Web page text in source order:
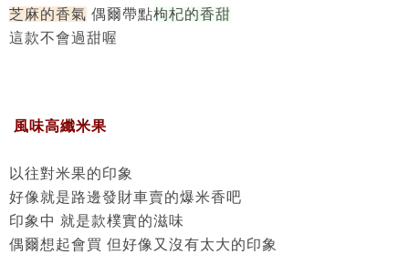
芝麻的香氣 偶爾帶點枸杞的香甜
這款不會過甜喔
風味高纖米果
以往對米果的印象
好像就是路邊發財車賣的爆米香吧
印象中 就是款樸實的滋味
偶爾想起會買 但好像又沒有太大的印象